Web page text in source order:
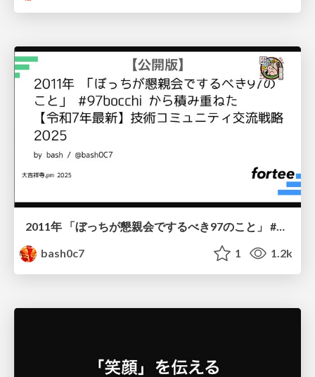
2011年 「ぼっちが懇親会でするべき97のこと」 #97bocchi から積み重ねた【令和7年最新】技術コミュニティ交流戦略2025
bash0c7
1 1.2k